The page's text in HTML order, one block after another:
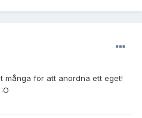
många för att anordna ett eget!